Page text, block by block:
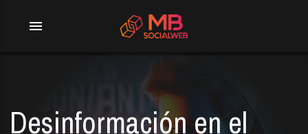
menu
Desinformación en el